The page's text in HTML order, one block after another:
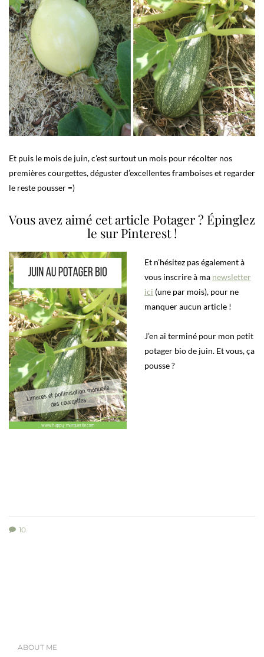
Et puis le mois de juin, c’est surtout un mois pour récolter nos
premières courgettes, déguster d’excellentes framboises et regarder
le reste pousser =)
Vous avez aimé cet article Potager ? Épinglez
le sur Pinterest !
Et n’hésitez pas également à
vous inscrire à ma newsletter
ici (une par mois), pour ne
manquer aucun article !
J’en ai terminé pour mon petit
potager bio de juin. Et vous, ça
pousse ?
10
ABOUT ME